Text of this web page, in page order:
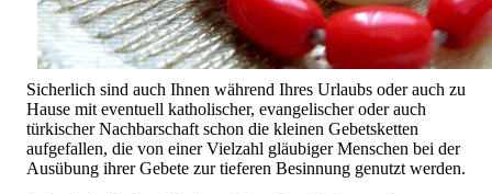
Sicherlich sind auch Ihnen während Ihres Urlaubs oder auch zu
Hause mit eventuell katholischer, evangelischer oder auch
türkischer Nachbarschaft schon die kleinen Gebetsketten
aufgefallen, die von einer Vielzahl gläubiger Menschen bei der
Ausübung ihrer Gebete zur tieferen Besinnung genutzt werden.